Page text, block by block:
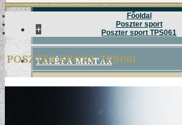
+
TAPÉTA MINTÁK
Főoldal
Poszter sport
Poszter sport TPS061
POSZTER SPORT TPS061